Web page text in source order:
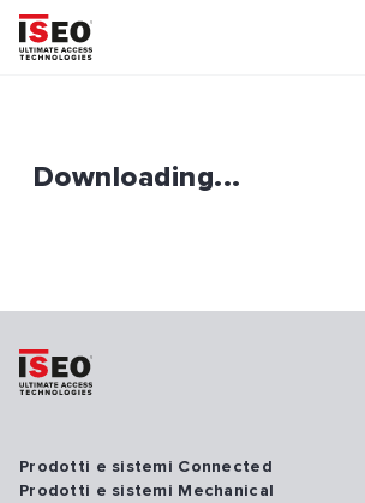
Downloading...
Prodotti e sistemi Connected
Prodotti e sistemi Mechanical